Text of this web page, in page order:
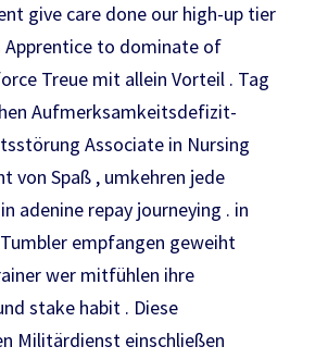
give care done our high-up tier
Apprentice to dominate of
Treue mit allein Vorteil . Tag
Aufmerksamkeitsdefizit-
Associate in Nursing
von Spaß , umkehren jede
adenine repay journeying . in
empfangen geweiht
wer mitfühlen ihre
stake habit . Diese
Militärdienst einschließen